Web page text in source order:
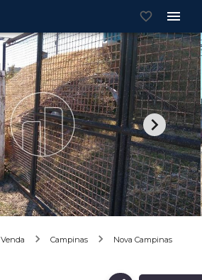
Venda Campinas
Nova Campinas